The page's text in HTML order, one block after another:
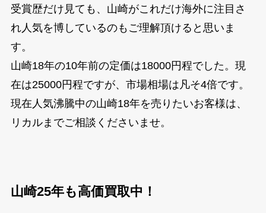
受賞歴だけ見ても、山崎がこれだけ海外に注目さ
れ人気を博しているのもご理解頂けると思いま
す。
山崎18年の10年前の定価は18000円程でした。現
在は25000円程ですが、市場相場は凡そ4倍です。
現在人気沸騰中の山崎18年を売りたいお客様は、
リカルまでご相談くださいませ。
山崎25年も高価買取中！